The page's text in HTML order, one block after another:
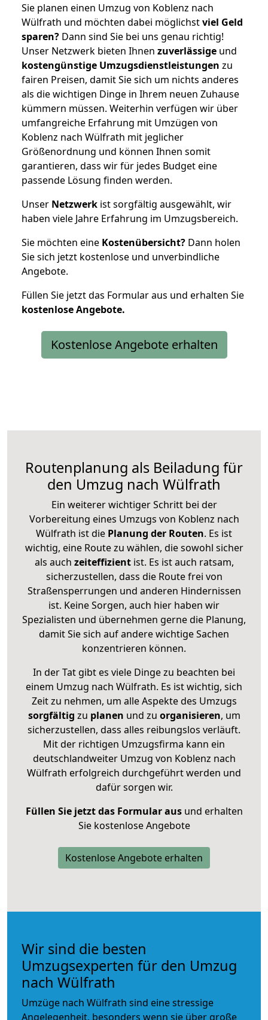
Sie planen einen Umzug von Koblenz nach
Wülfrath und möchten dabei möglichstviel Geld
sparen? Dann sind Sie bei uns genau richtig!
Unser Netzwerk bieten Ihnen zuverlässige und
kostengünstige Umzugsdienstleistungen zu
fairen Preisen, damit Sie sich um nichts anderes
als die wichtigen Dinge in Ihrem neuen Zuhause
kümmern müssen. Weiterhin verfügen wir über
umfangreiche Erfahrung mit Umzügen von
Koblenz nach Wülfrath mit jeglicher
Größenordnung und können Ihnen somit
garantieren, dass wir für jedes Budget eine
passende Lösung finden werden.
Unser Netzwerk ist sorgfältig ausgewählt, wir
haben viele Jahre Erfahrung im Umzugsbereich.
Sie möchten eine Kostenübersicht? Dann holen
Sie sich jetzt kostenlose und unverbindliche
Angebote.
Füllen Sie jetzt das Formular aus und erhalten Sie
kostenloseAngebote.
Kostenlose Angebote erhalten
Routenplanung als Beiladung für
den Umzug nach Wülfrath
Ein weiterer wichtiger Schritt bei der
Vorbereitung eines Umzugs von Koblenz nach
Wülfrath ist die Planung der Routen. Es ist
wichtig, eine Route zu wählen, die sowohl sicher
als auch zeiteffizientist. Es ist auch ratsam,
sicherzustellen, dass die Route frei von
Straßensperrungen und anderen Hindernissen
ist. Keine Sorgen, auch hier haben wir
Spezialisten und übernehmen gerne die Planung,
damit Sie sich auf andere wichtige Sachen
konzentrieren können.
In der Tat gibt es viele Dinge zu beachten bei
einem Umzug nach Wülfrath. Es ist wichtig, sich
Zeit zu nehmen, um alle Aspekte des Umzugs
sorgfältig zu planen und zu organisieren, um
sicherzustellen, dass alles reibungslos verläuft.
Mit der richtigen Umzugsfirma kann ein
deutschlandweiter Umzug von Koblenz nach
Wülfrath erfolgreich durchgeführt werden und
dafür sorgen wir.
Füllen Sie jetzt das Formular ausund erhalten
Sie kostenlose Angebote
Kostenlose Angebote erhalten
Wir sind die besten
Umzugsexperten für den Umzug
nach Wülfrath
Umzüge nach Wülfrath sind eine stressige
Angelegenheit, besonders wenn sie über große